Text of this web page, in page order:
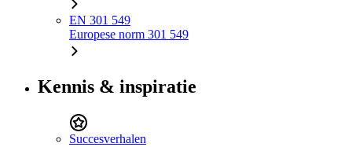
EN 301 549
Europese norm 301 549
Kennis & inspiratie
Succesverhalen